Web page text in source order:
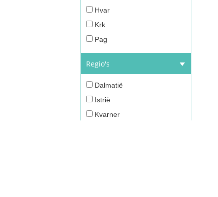
Hvar
Krk
Pag
Regio's
Dalmatië
Istrië
Kvarner